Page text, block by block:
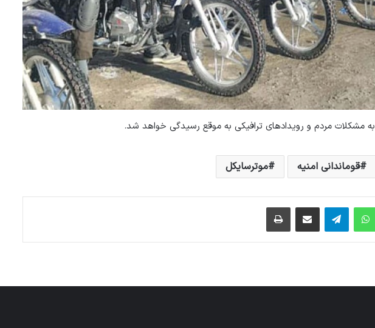
به مشکلات مردم و رویداد‌های ترافیکی به موقع رسیدگی خواهد شد.
قوماندانی امنیه موترسایکل
واتس آپ تلگرام اشتراک گذاری از طریق ایمیل چاپ